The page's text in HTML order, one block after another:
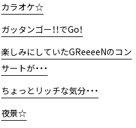
カラオケ☆
ガッタンゴー！！でGo！
楽しみにしていたGReeeeNのコン
サートが・・・
ちょっとリッチな気分・・・
夜景☆